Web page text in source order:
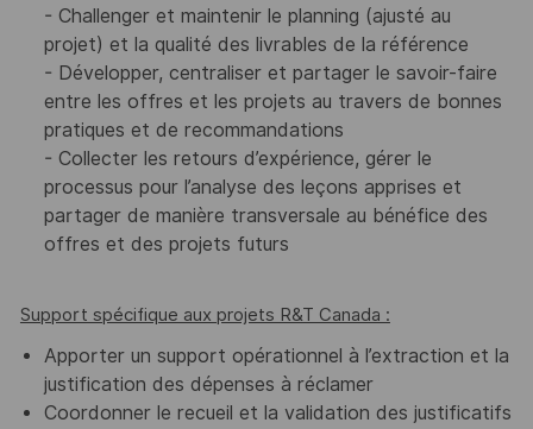
- Challenger et maintenir le planning (ajusté au
projet) et la qualité des livrables de la référence
- Développer, centraliser et partager le savoir-faire
entre les offres et les projets au travers de bonnes
pratiques et de recommandations
- Collecter les retours d’expérience, gérer le
processus pour l’analyse des leçons apprises et
partager de manière transversale au bénéfice des
offres et des projets futurs
Support spécifique aux projets R&T Canada :
Apporter un support opérationnel à l’extraction et la
justification des dépenses à réclamer
Coordonner le recueil et la validation des justificatifs